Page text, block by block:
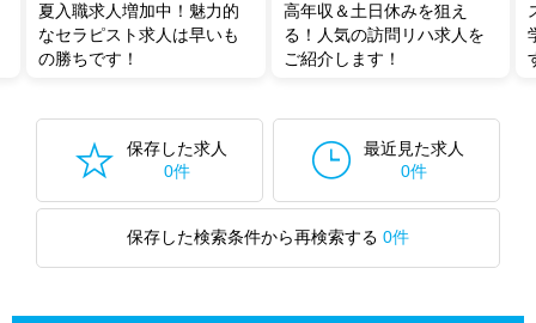
夏入職求人増加中！魅力的
なセラピスト求人は早いも
の勝ちです！
高年収＆土日休みを狙え
る！人気の訪問リハ求人を
ご紹介します！
保存した求人
0件
最近見た求人
0件
保存した検索条件から再検索する 0件